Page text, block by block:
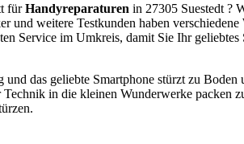
fürHandyreparaturen in 27305 Suestedt ?
und weitere Testkunden haben
Service im Umkreis, damit Sie Ihr
das geliebte Smartphone stürzt zu
in die kleinen Wunderwerke